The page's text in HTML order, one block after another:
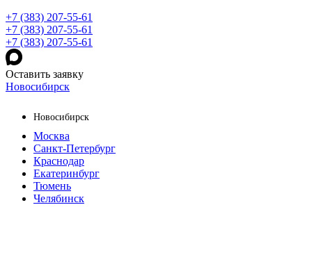
+7 (383) 207-55-61
+7 (383) 207-55-61
+7 (383) 207-55-61
Оставить заявку
Новосибирск
Новосибирск
Москва
Санкт-Петербург
Краснодар
Екатеринбург
Тюмень
Челябинск